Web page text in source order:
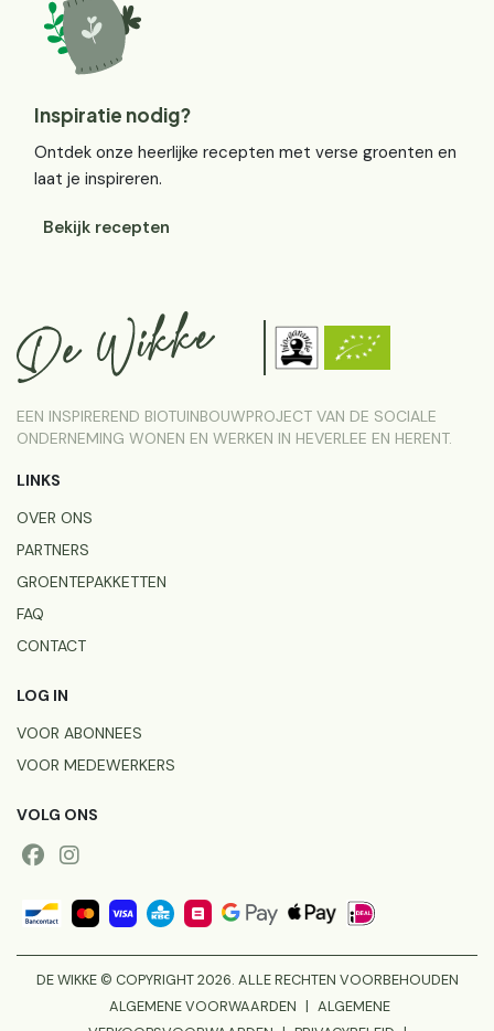
Inspiratie nodig?
Ontdek onze heerlijke recepten met verse groenten en
laat je inspireren.
Bekijk recepten
EEN INSPIREREND BIOTUINBOUWPROJECT VAN DE SOCIALE
ONDERNEMING WONEN EN WERKEN IN HEVERLEE EN HERENT.
LINKS
OVER ONS
PARTNERS
GROENTEPAKKETTEN
FAQ
CONTACT
LOG IN
VOOR ABONNEES
VOOR MEDEWERKERS
VOLG ONS
DE WIKKE © COPYRIGHT 2026. ALLE RECHTEN VOORBEHOUDEN
ALGEMENE VOORWAARDEN | ALGEMENE